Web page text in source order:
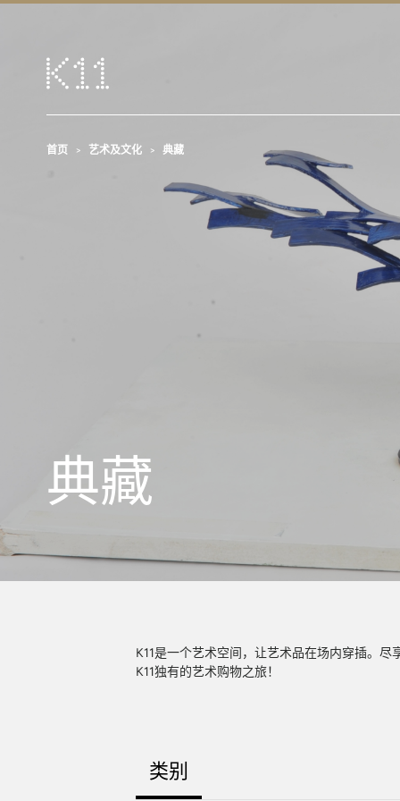
首页 艺术及文化 典藏
典藏
K11是一个艺术空间，让艺术品在场内穿插。
K11独有的艺术购物之旅！
类别